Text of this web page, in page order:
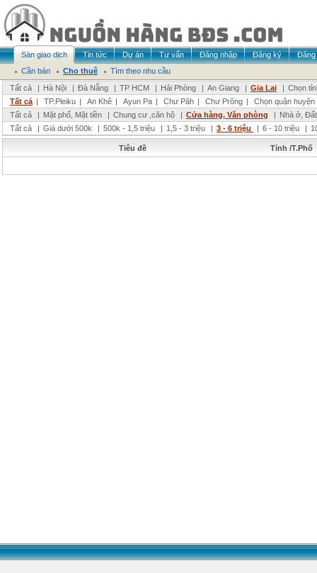
Sàn giao dịch Tin tức Dự án Tư vấn Đăng nhập Đăng ký
Đăng
Cần bán
Cho thuê
Tìm theo nhu cầu
Tất cả
| Hà Nội | Đà Nẵng | TP HCM | Hải Phòng | An Giang | Gia Lai | Chọn
Tất cả | TP.Pleiku | An Khê | Ayun Pa | Chư Păh | Chư Prông |
Chọn quận huyện
Tất cả
| Mặt phố, Mặt tiền | Chung cư ,căn hộ | Cửa hàng, Văn phòng | Nhà ở,
Tất cả
| Giá dưới 500k | 500k - 1,5 triệu | 1,5 - 3 triệu | 3 - 6 triệu | 6 - 10 triệu |
Tiêu đề Tỉnh /T.Phố